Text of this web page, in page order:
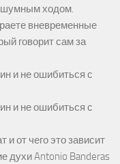
ходом.
вневременные
говорит сам за
и не ошибиться с
и не ошибиться с
и от чего это зависит
духи Antonio Banderas